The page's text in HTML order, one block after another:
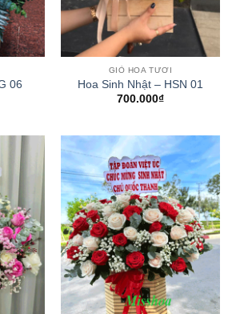
06
GIỎ HOA TƯƠI
Hoa Sinh Nhật – HSN 01
700.000₫